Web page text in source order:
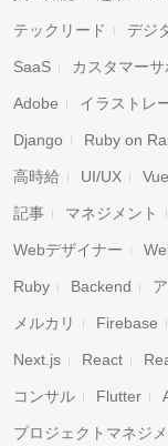
テックリード デジ
SaaS カスタマーサ
Adobe イラストレ
Django Ruby on
高時給 UI/UX
記事 マネジメント
Webデザイナー
Ruby Backend
メルカリ Firebase
Next.js React
コンサル Flutter
プロジェクトマネジ